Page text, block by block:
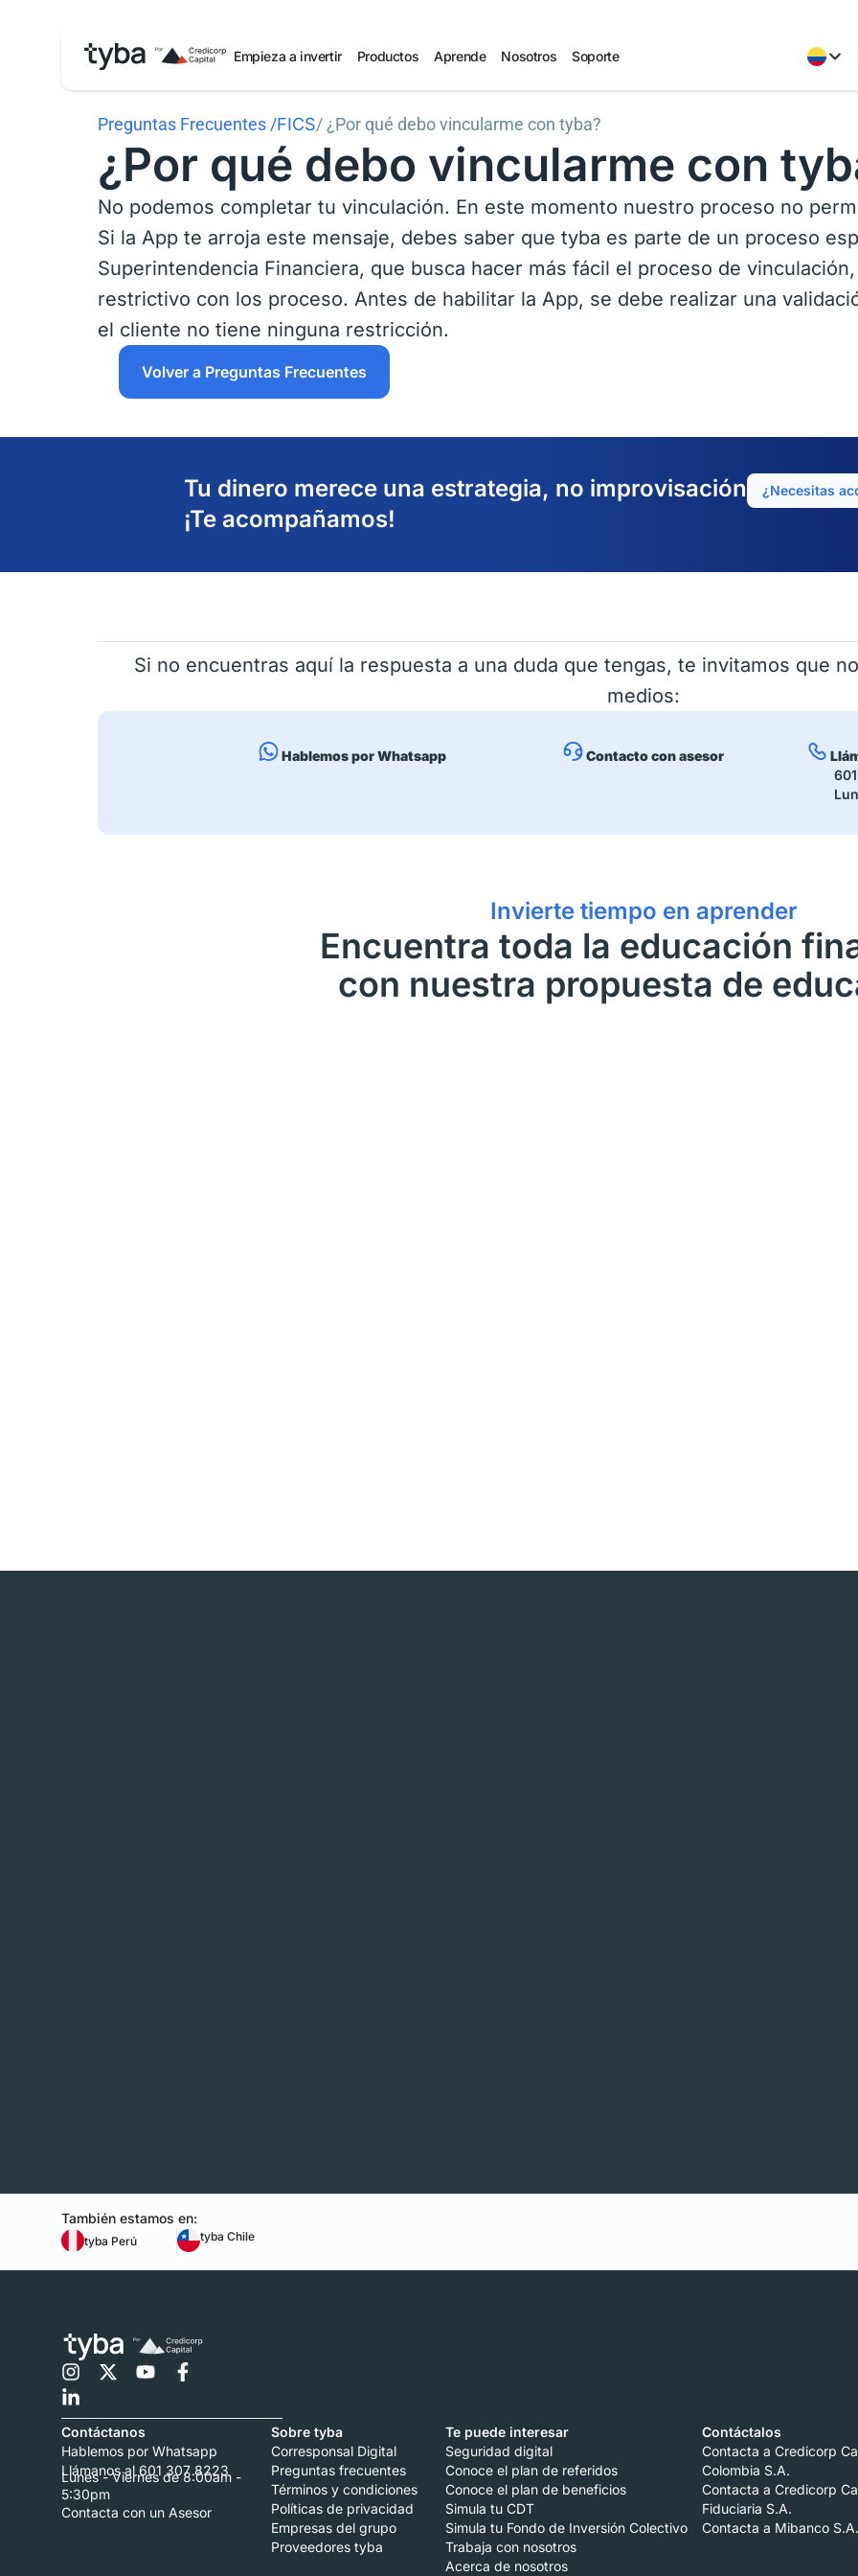
Empieza a invertir Productos Aprende Nosotros Soporte
Preguntas Frecuentes /FICS/ ¿Por qué debo vincularme con tyba?
¿Por qué debo vincularme con
No podemos completar tu vinculación. En este momento nuestro proceso no
Si la App te arroja este mensaje, debes saber que tyba es parte de un proceso
Superintendencia Financiera, que busca hacer más fácil el proceso de
restrictivo con los proceso. Antes de habilitar la App, se debe realizar una
el cliente no tiene ninguna restricción.
Volver a Preguntas Frecuentes
Tu dinero merece una estrategia, no improvisación
¡Te acompañamos!
¿Necesitas
Si no encuentras aquí la respuesta a una duda que tengas, te invitamos que
medios:
Hablemos por Whatsapp Contacto con asesor
601
Invierte tiempo en aprender
Encuentra toda la educación
con nuestra propuesta de
También estamos en:
tyba Perú tyba Chile
Contáctanos
Hablemos por Whatsapp
Llámanos al 601 307 8223
Lunes - Viernes de 8:00am -
5:30pm
Contacta con un Asesor
Sobre tyba
Corresponsal Digital
Preguntas frecuentes
Términos y condiciones
Políticas de privacidad
Empresas del grupo
Proveedores tyba
Te puede interesar
Seguridad digital
Conoce el plan de referidos
Conoce el plan de beneficios
Simula tu CDT
Simula tu Fondo de Inversión Colectivo
Trabaja con nosotros
Acerca de nosotros
Contáctalos
Contacta a Credicorp
Colombia S.A.
Contacta a Credicorp
Fiduciaria S.A.
Contacta a Mibanco S.A.